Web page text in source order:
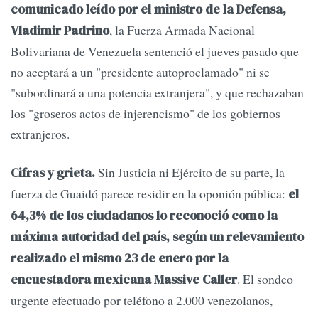
comunicado leído por el ministro de la Defensa,
Vladimir Padrino, la Fuerza Armada Nacional
Bolivariana de Venezuela sentenció el jueves pasado que
no aceptará a un "presidente autoproclamado" ni se
"subordinará a una potencia extranjera", y que rechazaban
los "groseros actos de injerencismo" de los gobiernos
extranjeros.
Cifras y grieta.Sin Justicia ni Ejército de su parte, la
fuerza de Guaidó parece residir en la oponión pública: el
64,3% de los ciudadanos lo reconoció como la
máxima autoridad del país, según un relevamiento
realizado el mismo 23 de enero por la
encuestadora mexicana Massive Caller. El sondeo
urgente efectuado por teléfono a 2.000 venezolanos,